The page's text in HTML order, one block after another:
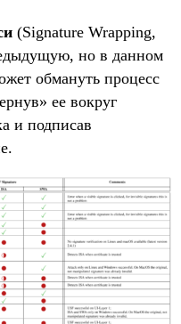
(Signature Wrapping,
но в данном
обмануть процесс
ее вокруг
и подписав